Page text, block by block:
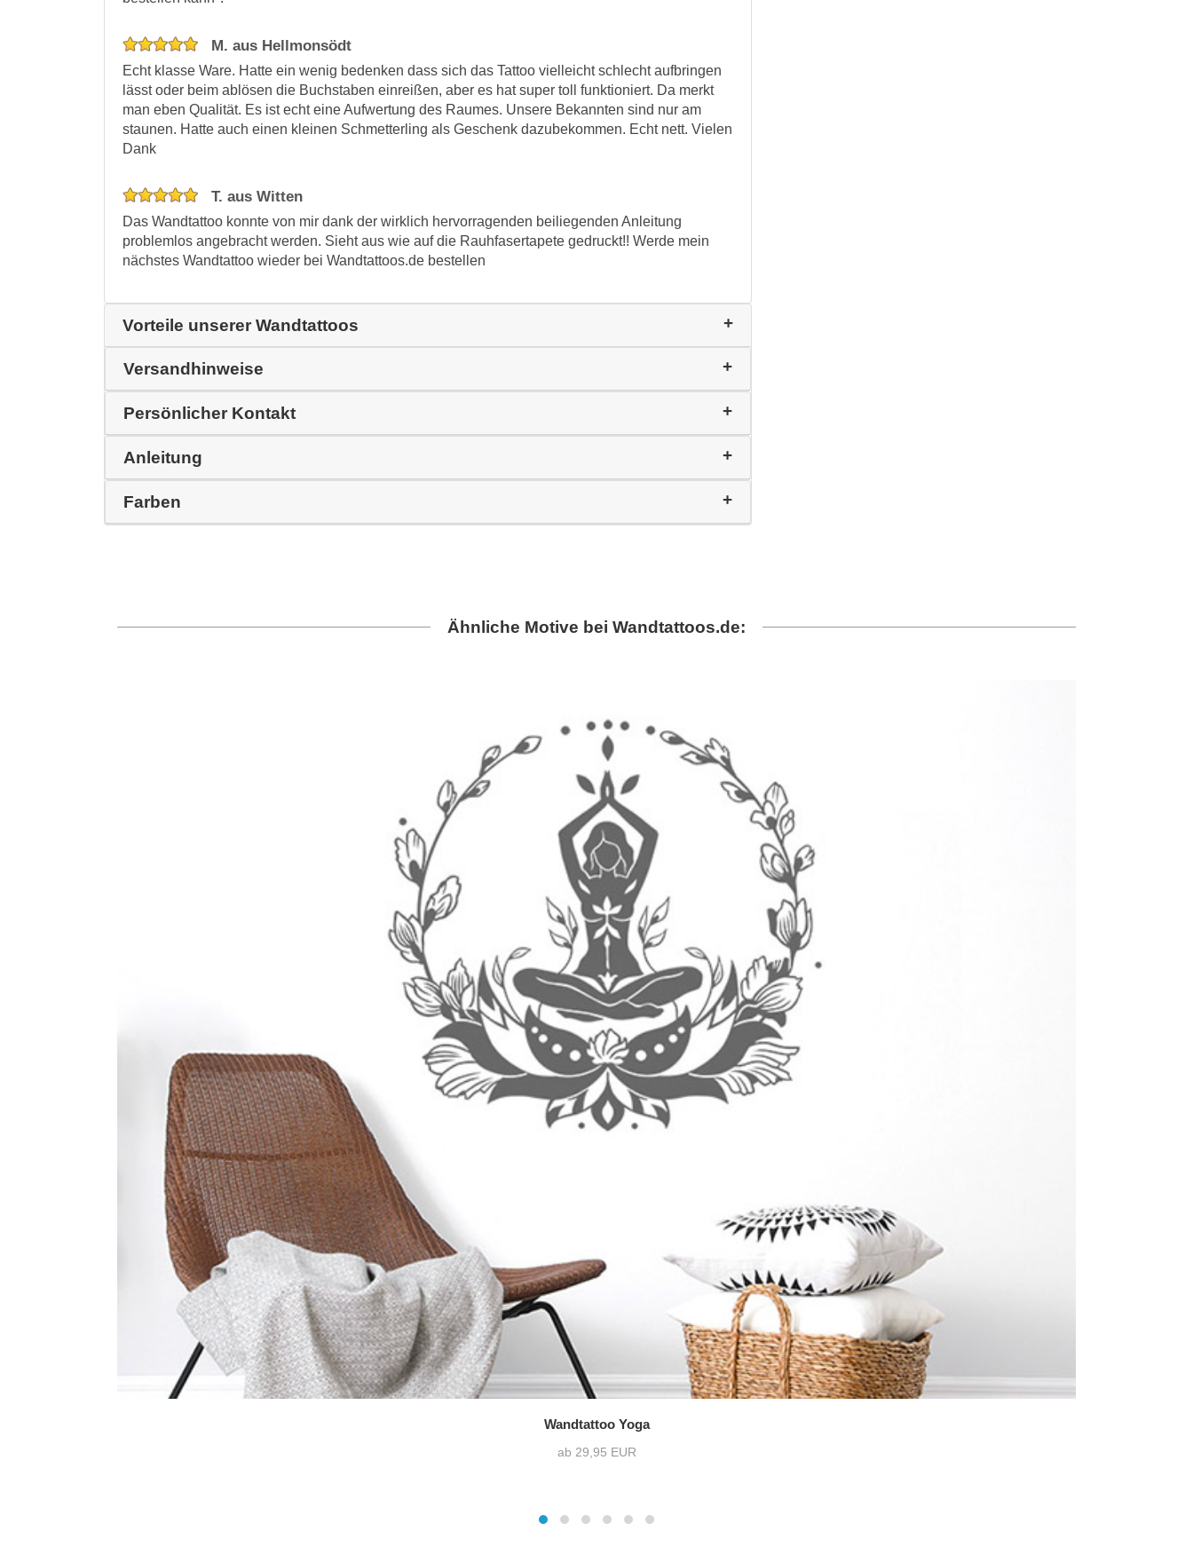
M. aus Hellmonsödt
Echt klasse Ware. Hatte ein wenig bedenken dass sich das Tattoo vielleicht schlecht aufbringen
lässt oder beim ablösen die Buchstaben einreißen, aber es hat super toll funktioniert. Da merkt
man eben Qualität. Es ist echt eine Aufwertung des Raumes. Unsere Bekannten sind nur am
staunen. Hatte auch einen kleinen Schmetterling als Geschenk dazubekommen. Echt nett. Vielen
Dank
T. aus Witten
Das Wandtattoo konnte von mir dank der wirklich hervorragenden beiliegenden Anleitung
problemlos angebracht werden. Sieht aus wie auf die Rauhfasertapete gedruckt!! Werde mein
nächstes Wandtattoo wieder bei Wandtattoos.de bestellen
Vorteile unserer Wandtattoos
Versandhinweise
Persönlicher Kontakt
Anleitung
Farben
Ähnliche Motive bei Wandtattoos.de:
Wandtattoo Yoga
ab 29,95 EUR